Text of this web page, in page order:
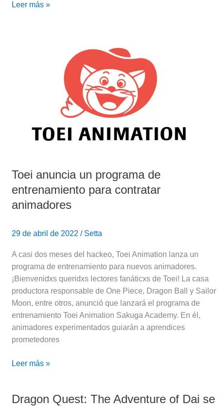
Leer más »
Toei anuncia un programa de
entrenamiento para contratar
animadores
29 de abril de 2022 / Setta
A casi dos meses del hackeo, Toei Animation lanza un
programa de entrenamiento para nuevos animadores.
¡Bienvenidxs queridxs lectores fanáticxs de Toei! La casa
productora responsable de One Piece, Dragon Ball y Sailor
Moon, entre otros, anunció que lanzará el programa de
entrenamiento Toei Animation Sakuga Academy. En él,
animadores experimentados guiarán a aprendices
prometedores
animadores
Leer más »
Dragon Quest: The Adventure of Dai se
Dragon